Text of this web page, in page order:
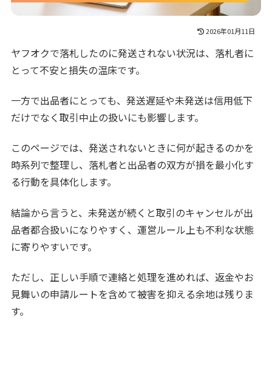
2026年01月11日
ヤフオクで落札したのに発送されない状況は、落札者に
とって不安と損失の温床です。
一方で出品者にとっても、発送遅延や未発送は信用低下
だけでなく取引中止の扱いにも影響します。
このページでは、発送されないときに何が起きるのかを
時系列で整理し、落札者と出品者の双方が損を最小化す
る行動を具体化します。
結論から言うと、未発送が続くと取引のキャンセルが出
品者都合扱いになりやすく、運営ルール上も不利な状態
に寄りやすいです。
ただし、正しい手順で連絡と処理を進めれば、返金やお
見舞いの申請ルートを含めて被害を抑える余地は残りま
す。